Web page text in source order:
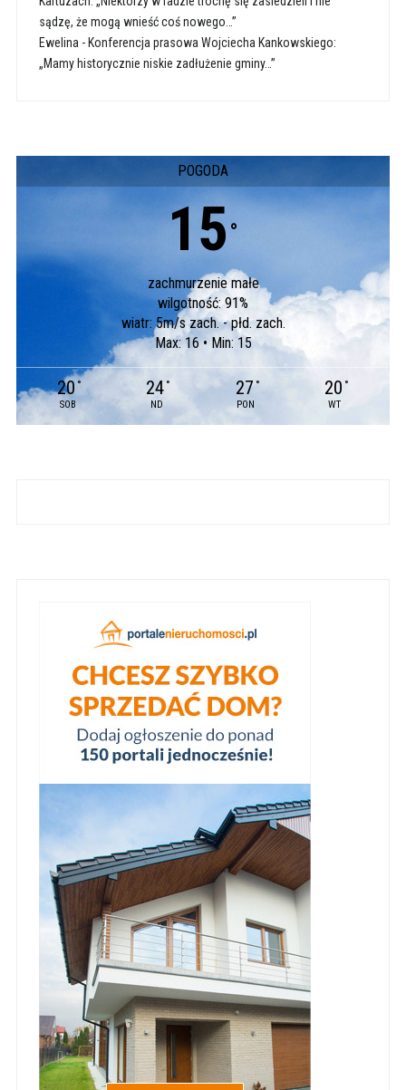
sądzę, że mogą wnieść coś nowego…”
Ewelina - Konferencja prasowa Wojciecha Kankowskiego:
„Mamy historycznie niskie zadłużenie gminy…”
POGODA
15 °
zachmurzenie małe
wilgotność: 91%
wiatr: 5m/s zach. - płd. zach.
Max: 16 • Min: 15
20 °
SOB
24 °
ND
27 °
PON
20 °
WT